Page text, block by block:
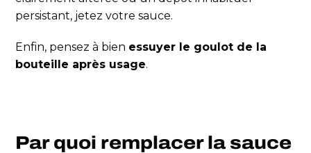
persistant, jetez votre sauce.
Enfin, pensez à bien essuyer le goulot de la
bouteille après usage.
Par quoi remplacer la sauce